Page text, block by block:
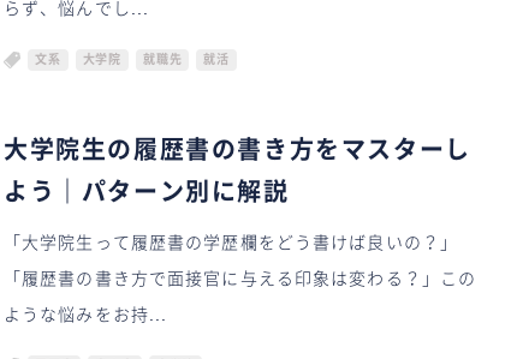
らず、悩んでし...
文系 大学院 就職先 就活
大学院生の履歴書の書き方をマスターし
よう｜パターン別に解説
「大学院生って履歴書の学歴欄をどう書けば良いの？」
「履歴書の書き方で面接官に与える印象は変わる？」この
ような悩みをお持...